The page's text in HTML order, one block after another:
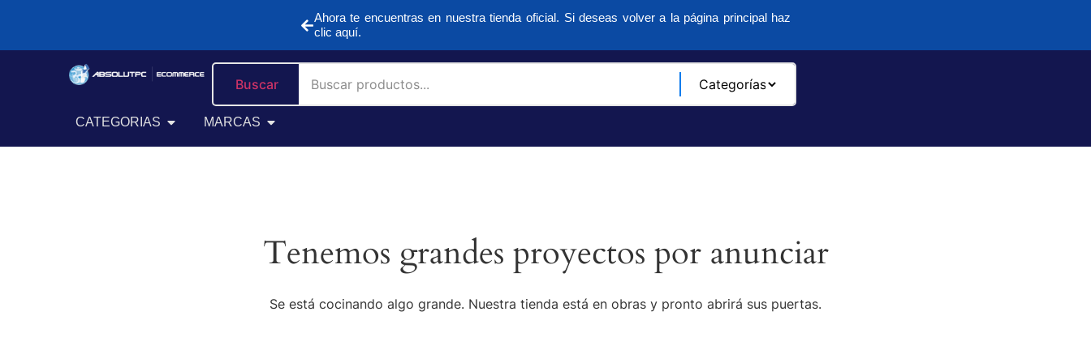
Ahora te encuentras en nuestra tienda oficial. Si deseas volver a la página principal haz
clic aquí.
CATEGORIAS MARCAS
Buscar
Tenemos grandes proyectos por anunciar
Se está cocinando algo grande. Nuestra tienda está en obras y pronto abrirá sus puertas.